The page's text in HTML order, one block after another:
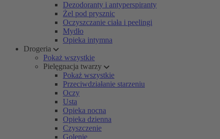
Dezodoranty i antyperspiranty
Żel pod prysznic
Oczyszczanie ciała i peelingi
Mydło
Opieka intymna
Drogeria
Pokaż wszystkie
Pielęgnacja twarzy
Pokaż wszystkie
Przeciwdziałanie starzeniu
Oczy
Usta
Opieka nocna
Opieka dzienna
Czyszczenie
Golenie